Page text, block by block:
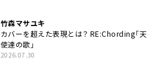
竹森マサユキ
カバーを超えた表現とは？ RE:Chording「天
使達の歌」
2026.07.30